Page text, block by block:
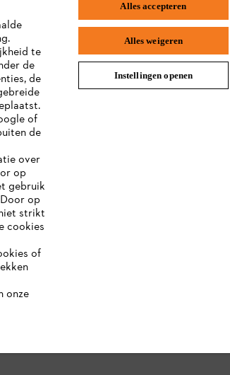
STIHL FAQ
Productregistratie
Onderdelen en assortiment
informatie
te
de
de
of
de
over
op
gebruik
op
strikt
cookies
of
onze
Alles accepteren
Alles weigeren
Instellingen openen